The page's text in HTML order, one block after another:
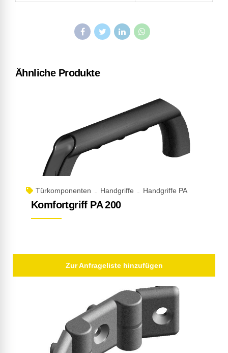
Ähnliche Produkte
Türkomponenten Handgriffe Handgriffe PA
Komfortgriff PA 200
Zur Anfrageliste hinzufügen